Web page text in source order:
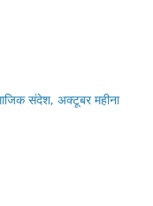
संदेश, अक्टूबर महीना